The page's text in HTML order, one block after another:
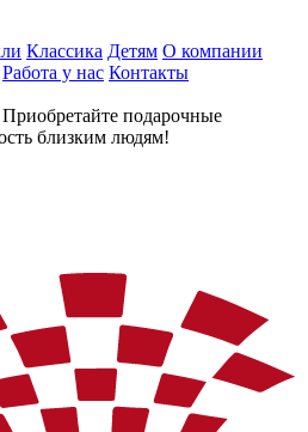
Классика Детям О компании
Работа у нас Контакты
Приобретайте подарочные
близким людям!